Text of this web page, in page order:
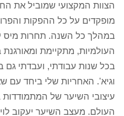
הצוות המקצועי שמוביל את
מופקדים על כל ההפקות
במהלך כל השנה. תחרות מיס
העולמיות, מתקיימת
בכל שנות עבודתי, ועבדתי גם
וגיא'. האחריות שלי ביחד עם
עיצובי השיער של
העולם. מעצב השיער יעקוב